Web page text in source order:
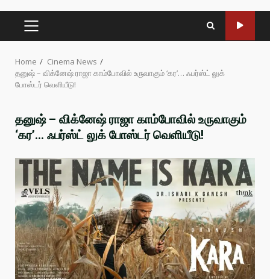
PRIMARY
MENU
Home
Cinema News
தனுஷ் – விக்னேஷ் ராஜா காம்போவில் உருவாகும் ‘கர’… ஃபர்ஸ்ட் லுக்
போஸ்டர் வெளியீடு!
தனுஷ் – விக்னேஷ் ராஜா காம்போவில் உருவாகும்
‘கர’… ஃபர்ஸ்ட் லுக் போஸ்டர் வெளியீடு!